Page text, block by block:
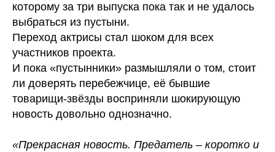
которому за три выпуска пока так и не удалось
выбраться из пустыни.
Переход актрисы стал шоком для всех
участников проекта.
И пока «пустынники» размышляли о том, стоит
ли доверять перебежчице, её бывшие
товарищи-звёзды восприняли шокирующую
новость довольно однозначно.
«Прекрасная новость. Предатель – коротко и